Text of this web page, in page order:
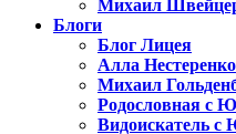
Михаил
Блоги
Блог Лицея
Алла Нестеренко
Михаил
Родословная с
Видоискатель